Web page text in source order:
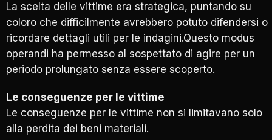
La scelta delle vittime era strategica, puntando su
coloro che difficilmente avrebbero potuto difendersi o
ricordare dettagli utili per le indagini.Questo modus
operandi ha permesso al sospettato di agire per un
periodo prolungato senza essere scoperto.
Le conseguenze per le vittime
Le conseguenze per le vittime non si limitavano solo
alla perdita dei beni materiali.